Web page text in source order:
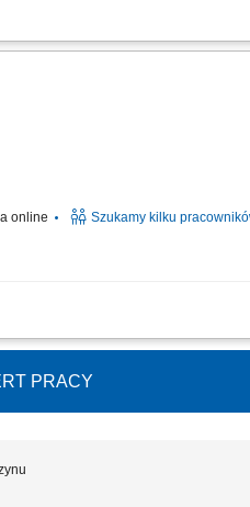
czystości terenów zewnętrznych:
online Szukamy kilku
ich wyładowywaniu i składaniu na
PRACY